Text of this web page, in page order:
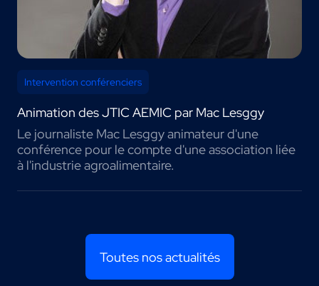
Intervention conférenciers
Animation des JTIC AEMIC par Mac Lesggy
Le journaliste Mac Lesggy animateur d'une
conférence pour le compte d'une association liée
à l'industrie agroalimentaire.
Toutes nos actualités